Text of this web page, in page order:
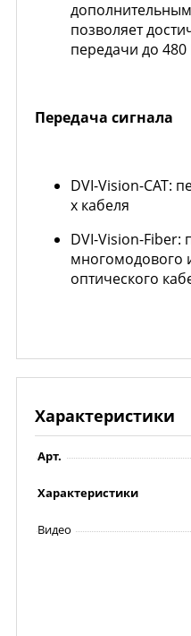
позволяет
передачи до
Передача сигнала
DVI-Vision-CAT:
х кабеля
DVI-Vision-
многомодового
оптического
Характеристики
Арт.
Характеристики
Видео